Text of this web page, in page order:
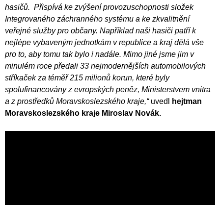
hasičů. Přispívá ke zvýšení provozuschopnosti složek
Integrovaného záchranného systému a ke zkvalitnění
veřejné služby pro občany. Například naši hasiči patří k
nejlépe vybaveným jednotkám v republice a kraj dělá vše
pro to, aby tomu tak bylo i nadále. Mimo jiné jsme jim v
minulém roce předali 33 nejmodernějších automobilových
stříkaček za téměř 215 milionů korun, které byly
spolufinancovány z evropských peněz, Ministerstvem vnitra
a z prostředků Moravskoslezského kraje,“uvedl
hejtman
Moravskoslezského kraje Miroslav Novák.